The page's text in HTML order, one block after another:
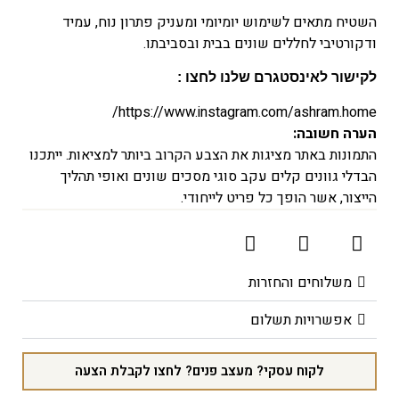
השטיח מתאים לשימוש יומיומי ומעניק פתרון נוח, עמיד
ודקורטיבי לחללים שונים בבית ובסביבתו.
לקישור לאינסטגרם שלנו לחצו :
https://www.instagram.com/ashram.home/
הערה חשובה:
התמונות באתר מציגות את הצבע הקרוב ביותר למציאות. ייתכנו
הבדלי גוונים קלים עקב סוגי מסכים שונים ואופי תהליך
הייצור, אשר הופך כל פריט לייחודי.
משלוחים והחזרות
אפשרויות תשלום
לקוח עסקי? מעצב פנים? לחצו לקבלת הצעה